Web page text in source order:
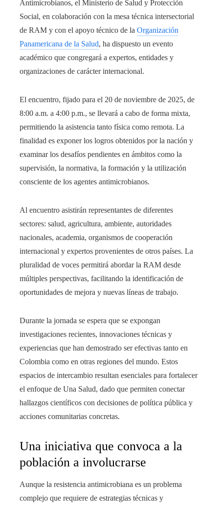
Antimicrobianos, el Ministerio de Salud y Protección
Social, en colaboración con la mesa técnica intersectorial
de RAM y con el apoyo técnico de la Organización
Panamericana de la Salud, ha dispuesto un evento
académico que congregará a expertos, entidades y
organizaciones de carácter internacional.
El encuentro, fijado para el 20 de noviembre de 2025, de
8:00 a.m. a 4:00 p.m., se llevará a cabo de forma mixta,
permitiendo la asistencia tanto física como remota. La
finalidad es exponer los logros obtenidos por la nación y
examinar los desafíos pendientes en ámbitos como la
supervisión, la normativa, la formación y la utilización
consciente de los agentes antimicrobianos.
Al encuentro asistirán representantes de diferentes
sectores: salud, agricultura, ambiente, autoridades
nacionales, academia, organismos de cooperación
internacional y expertos provenientes de otros países. La
pluralidad de voces permitirá abordar la RAM desde
múltiples perspectivas, facilitando la identificación de
oportunidades de mejora y nuevas líneas de trabajo.
Durante la jornada se espera que se expongan
investigaciones recientes, innovaciones técnicas y
experiencias que han demostrado ser efectivas tanto en
Colombia como en otras regiones del mundo. Estos
espacios de intercambio resultan esenciales para fortalecer
el enfoque de Una Salud, dado que permiten conectar
hallazgos científicos con decisiones de política pública y
acciones comunitarias concretas.
Una iniciativa que convoca a la
población a involucrarse
Aunque la resistencia antimicrobiana es un problema
complejo que requiere de estrategias técnicas y